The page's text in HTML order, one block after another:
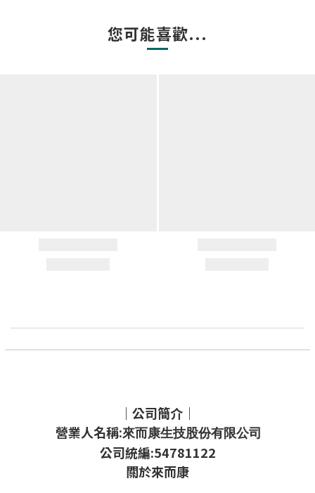
您可能喜歡...
｜公司簡介｜
營業人名稱:來而康生技股份有限公司
公司統編:54781122
關於來而康